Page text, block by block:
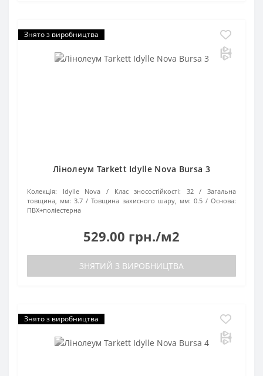
Знято з виробництва
Лінолеум Tarkett Idylle Nova Bursa 3
Колекція: Idylle Nova Клас зносостійкості: 32
Загальна
товщина, мм: 3.7 Товщина захисного шару, мм: 0.5
Основа:
ПВХ+поліестерна
529.00 грн./м2
ЗНЯТИЙ З ВИРОБНИЦТВА
Знято з виробництва